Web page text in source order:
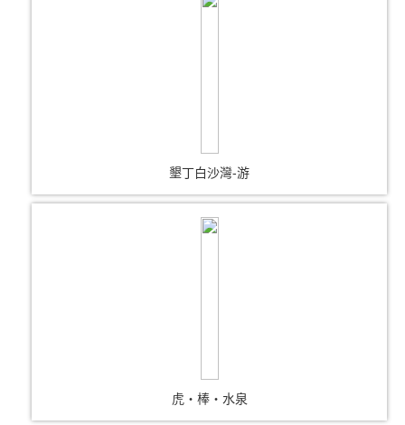
墾丁白沙灣-游
虎‧棒‧水泉